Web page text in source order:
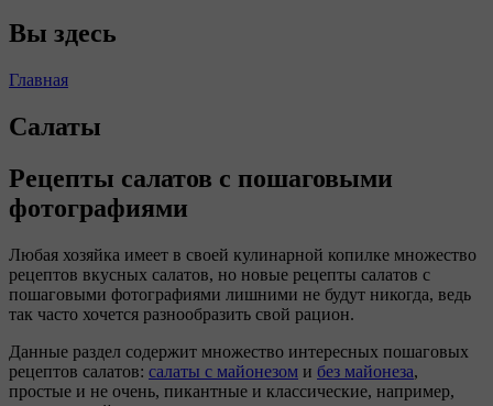
Вы здесь
Главная
Салаты
Рецепты салатов с пошаговыми
фотографиями
Любая хозяйка имеет в своей кулинарной копилке множество
рецептов вкусных салатов, но новые рецепты салатов с
пошаговыми фотографиями лишними не будут никогда, ведь
так часто хочется разнообразить свой рацион.
Данные раздел содержит множество интересных пошаговых
рецептов салатов: салаты с майонезом и без майонеза,
простые и не очень, пикантные и классические, например,